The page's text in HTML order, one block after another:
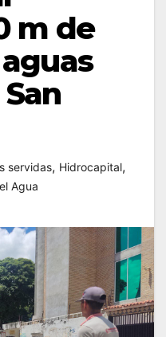
m de
servidas, Hidrocapital,
Agua